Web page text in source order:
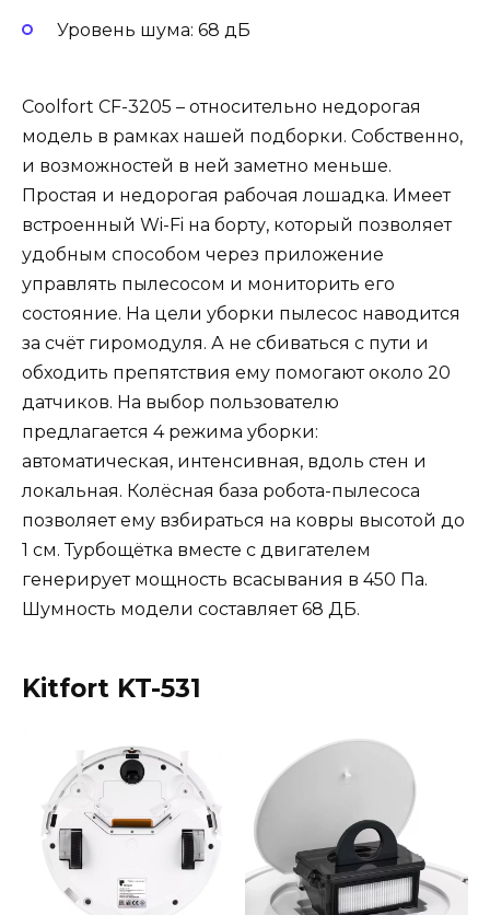
Уровень шума: 68 дБ
Coolfort CF-3205 – относительно недорогая
модель в рамках нашей подборки. Собственно,
и возможностей в ней заметно меньше.
Простая и недорогая рабочая лошадка. Имеет
встроенный Wi-Fi на борту, который позволяет
удобным способом через приложение
управлять пылесосом и мониторить его
состояние. На цели уборки пылесос наводится
за счёт гиромодуля. А не сбиваться с пути и
обходить препятствия ему помогают около 20
датчиков. На выбор пользователю
предлагается 4 режима уборки:
автоматическая, интенсивная, вдоль стен и
локальная. Колёсная база робота-пылесоса
позволяет ему взбираться на ковры высотой до
1 см. Турбощётка вместе с двигателем
генерирует мощность всасывания в 450 Па.
Шумность модели составляет 68 ДБ.
Kitfort KT-531